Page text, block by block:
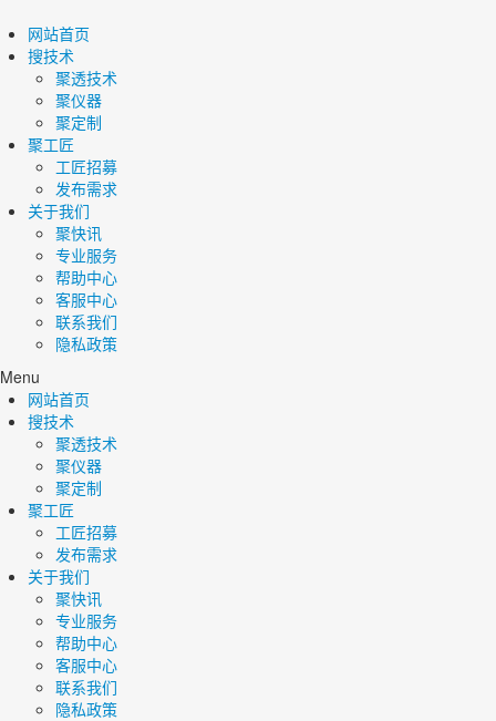
网站首页
搜技术
聚透技术
聚仪器
聚定制
聚工匠
工匠招募
发布需求
关于我们
聚快讯
专业服务
帮助中心
客服中心
联系我们
隐私政策
Menu
网站首页
搜技术
聚透技术
聚仪器
聚定制
聚工匠
工匠招募
发布需求
关于我们
聚快讯
专业服务
帮助中心
客服中心
联系我们
隐私政策